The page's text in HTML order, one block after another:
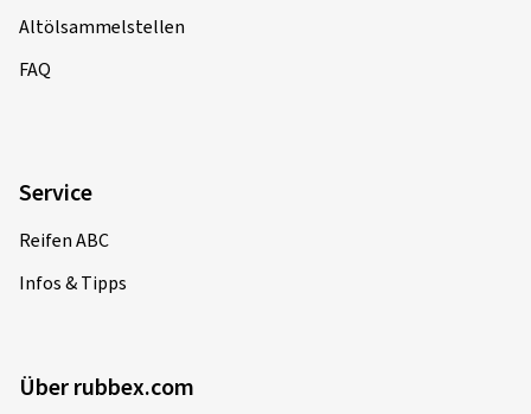
Altölsammelstellen
FAQ
Service
Reifen ABC
Infos & Tipps
Über rubbex.com